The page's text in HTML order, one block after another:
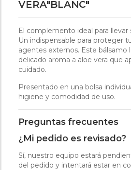
VERA"BLANC"
El complemento ideal para
Un indispensable para proteger
agentes externos. Este bálsamo
delicado aroma a aloe vera que
cuidado.
Presentado en una bolsa
higiene y comodidad de uso.
Preguntas frecuentes
¿Mi pedido es revisado?
Sí, nuestro equipo estará
del pedido y intentará estar en